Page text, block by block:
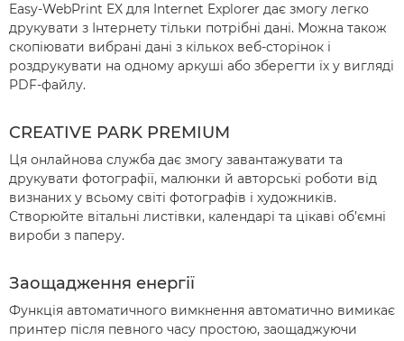
Easy-WebPrint EX для Internet Explorer дає змогу легко
друкувати з Інтернету тільки потрібні дані. Можна також
скопіювати вибрані дані з кількох веб-сторінок і
роздрукувати на одному аркуші або зберегти їх у вигляді
PDF-файлу.
CREATIVE PARK PREMIUM
Ця онлайнова служба дає змогу завантажувати та
друкувати фотографії, малюнки й авторські роботи від
визнаних у всьому світі фотографів і художників.
Створюйте вітальні листівки, календарі та цікаві об’ємні
вироби з паперу.
Заощадження енергії
Функція автоматичного вимкнення автоматично вимикає
принтер після певного часу простою, заощаджуючи